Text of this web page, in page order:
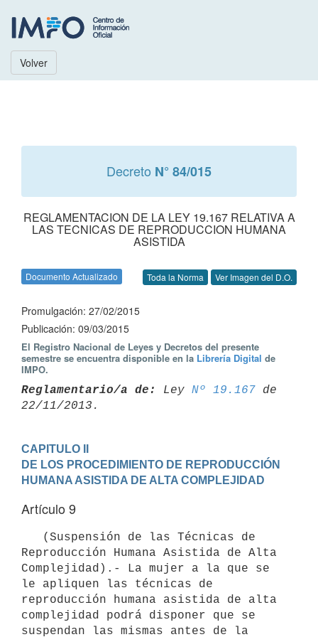
Volver
Decreto N° 84/015
REGLAMENTACION DE LA LEY 19.167 RELATIVA A
LAS TECNICAS DE REPRODUCCION HUMANA
ASISTIDA
Documento Actualizado Toda la Norma Ver Imagen del D.O.
Promulgación: 27/02/2015
Publicación: 09/03/2015
El Registro Nacional de Leyes y Decretos del presente
semestre se encuentra disponible en la Librería Digital de
IMPO.
Reglamentario/a de: Ley Nº 19.167 de
CAPITULO II
DE LOS PROCEDIMIENTO DE REPRODUCCIÓN
HUMANA ASISTIDA DE ALTA COMPLEJIDAD
Artículo 9
Reproducción Humana Asistida de Alta
Complejidad).- La mujer a la que se
le apliquen las técnicas de
reproducción humana asistida de alta
complejidad podrá disponer que se
suspendan las mismas antes de la